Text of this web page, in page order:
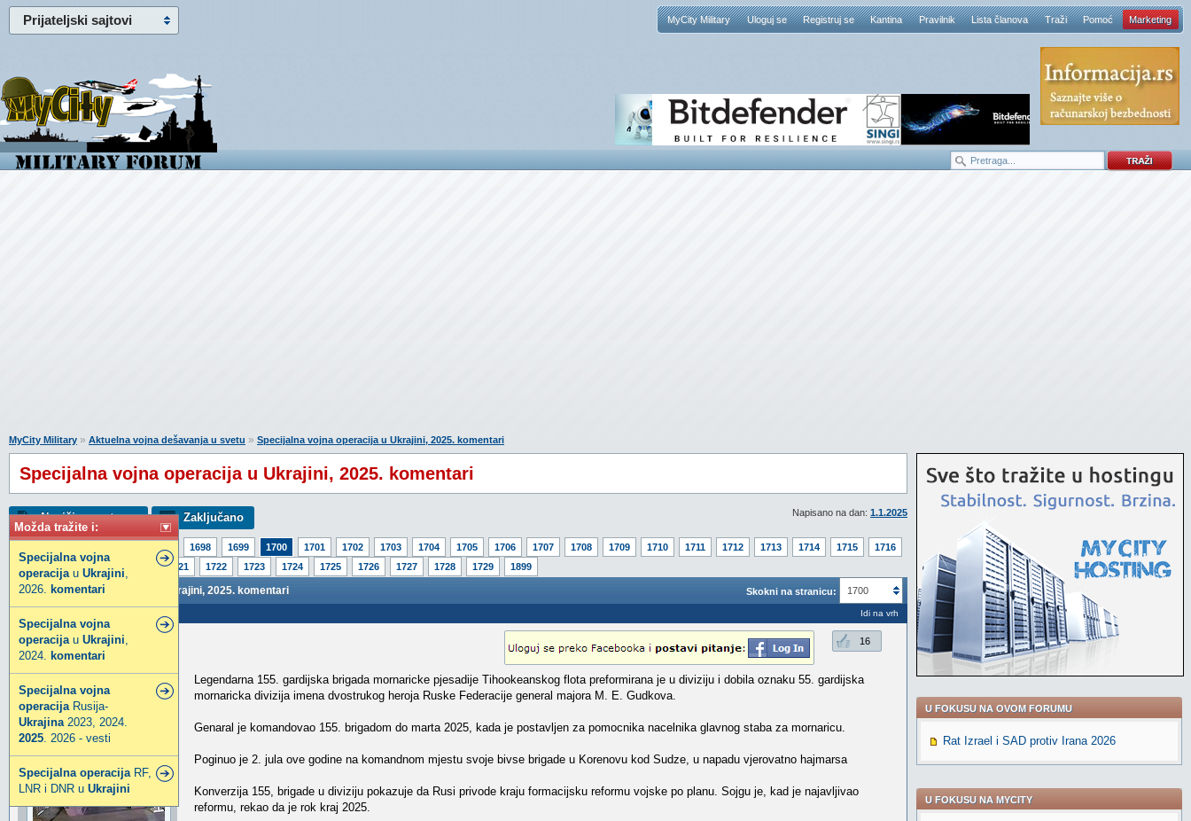
Prijateljski sajtovi MyCity Military Uloguj se Registruj se Kantina Pravilnik Lista članova Traži Pomoć Marketing
Možda tražite i:
Specijalna vojna
operacijau Ukrajini,
2026. komentari
Specijalna vojna
operacijau Ukrajini,
2024. komentari
Specijalna vojna
operacijaRusija-
Ukrajina2023, 2024.
2025. 2026 - vesti
Specijalna operacijaRF,
LNR i DNR u Ukrajini
MyCity Military » Aktuelna vojna dešavanja u svetu » Specijalna vojna operacija u Ukrajini, 2025. komentari
Specijalna vojna operacija u Ukrajini, 2025. komentari
Napisano na dan: 1.1.2025
Napiši novu temu Zaključano
1698 1699 1700 1701 1702 1703 1704 1705 1706 1707 1708 1709 1710 1711 1712 1713 1714 1715
1716
1717
1718 1719 1721 1722 1723 1724 1725 1726 1727 1728 1729 1899
Skokni na stranicu: 1700
Specijalna vojna operacija u Ukrajini, 2025. komentari
Idi na vrh
babaroga
16
Legendarna 155. gardijska brigada mornaricke pjesadije Tihookeanskog flota preformirana je u diviziju i dobila oznaku 55. gardijska
mornaricka divizija imena dvostrukog heroja Ruske Federacije general majora M. E. Gudkova.
Genaral je komandovao 155. brigadom do marta 2025, kada je postavljen za pomocnika nacelnika glavnog staba za mornaricu.
Poginuo je 2. jula ove godine na komandnom mjestu svoje bivse brigade u Korenovu kod Sudze, u napadu vjerovatno hajmarsa
Konverzija 155, brigade u diviziju pokazuje da Rusi privode kraju formacijsku reformu vojske po planu. Sojgu je, kad je najavljivao
reformu, rekao da je rok kraj 2025.
U FOKUSU NA OVOM FORUMU
Rat Izrael i SAD protiv Irana 2026
U FOKUSU NA MYCITY